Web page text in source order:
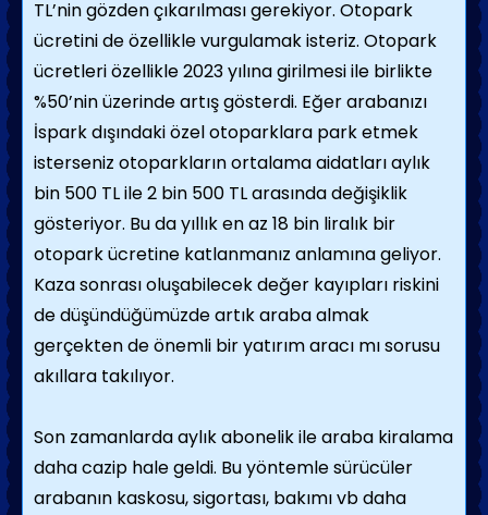
TL’nin gözden çıkarılması gerekiyor. Otopark
ücretini de özellikle vurgulamak isteriz. Otopark
ücretleri özellikle 2023 yılına girilmesi ile birlikte
%50’nin üzerinde artış gösterdi. Eğer arabanızı
İspark dışındaki özel otoparklara park etmek
isterseniz otoparkların ortalama aidatları aylık
bin 500 TL ile 2 bin 500 TL arasında değişiklik
gösteriyor. Bu da yıllık en az 18 bin liralık bir
otopark ücretine katlanmanız anlamına geliyor.
Kaza sonrası oluşabilecek değer kayıpları riskini
de düşündüğümüzde artık araba almak
gerçekten de önemli bir yatırım aracı mı sorusu
akıllara takılıyor.
Son zamanlarda aylık abonelik ile araba kiralama
daha cazip hale geldi. Bu yöntemle sürücüler
arabanın kaskosu, sigortası, bakımı vb daha